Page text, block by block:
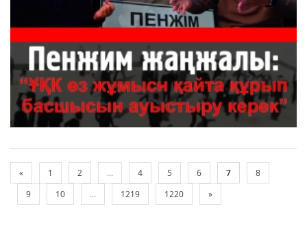
« 1 2 ... 4 5 6 7
8
9
10 ... 1219 1220 »